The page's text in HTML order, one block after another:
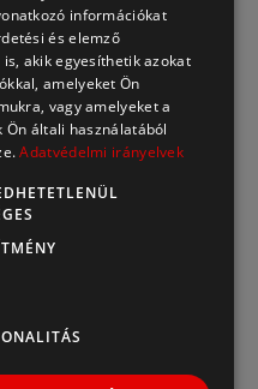
információkat
és elemző
akik egyesíthetik azokat
amelyeket Ön
vagy amelyeket a
Ön általi használatából
Adatvédelmi irányelvek